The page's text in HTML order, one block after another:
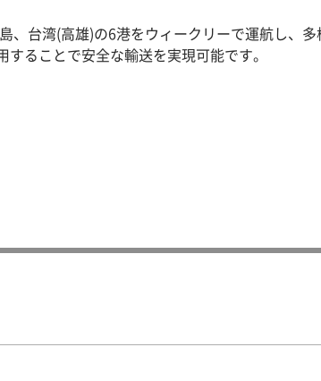
台湾(高雄)の6港をウィークリーで運航し、多
ることで安全な輸送を実現可能です。